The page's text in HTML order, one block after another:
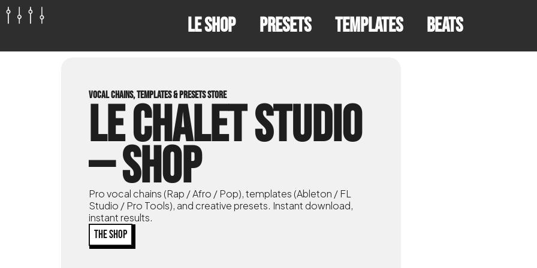
Le shop Presets Templates Beats
VOCAL CHAINS, TEMPLATES & PRESETS STORE
LE CHALET STUDIO
— SHOP
Pro vocal chains (Rap / Afro / Pop), templates (Ableton / FL
Studio / Pro Tools), and creative presets. Instant download,
instant results.
THE SHOP